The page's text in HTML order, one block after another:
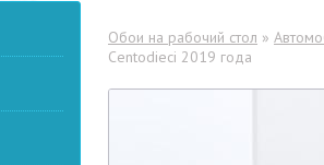
Обои на рабочий стол »
Centodieci 2019 года